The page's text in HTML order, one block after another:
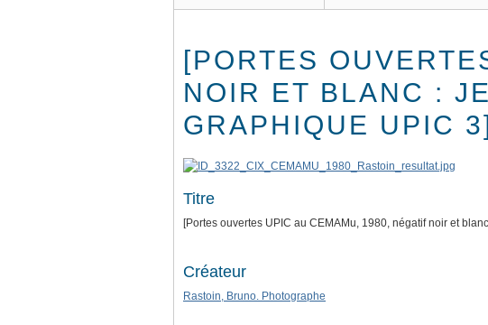
[PORTES
NOIR ET BLANC :
GRAPHIQUE UPIC 3]
Titre
[Portes ouvertes UPIC au CEMAMu, 1980, négatif noir et
Créateur
Rastoin, Bruno. Photographe